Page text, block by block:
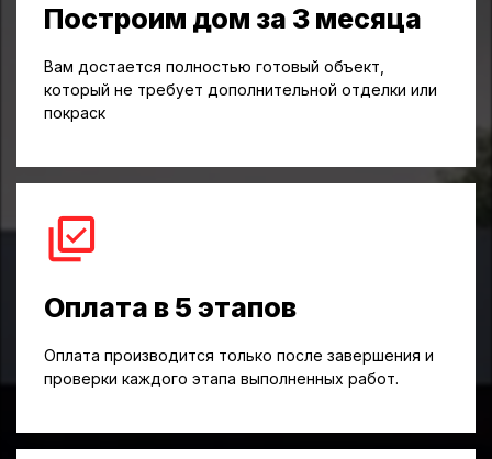
Построим дом за 3 месяца
Вам достается полностью готовый объект,
который не требует дополнительной отделки или
покраск
Оплата в 5 этапов
Оплата производится только после завершения и
проверки каждого этапа выполненных работ.